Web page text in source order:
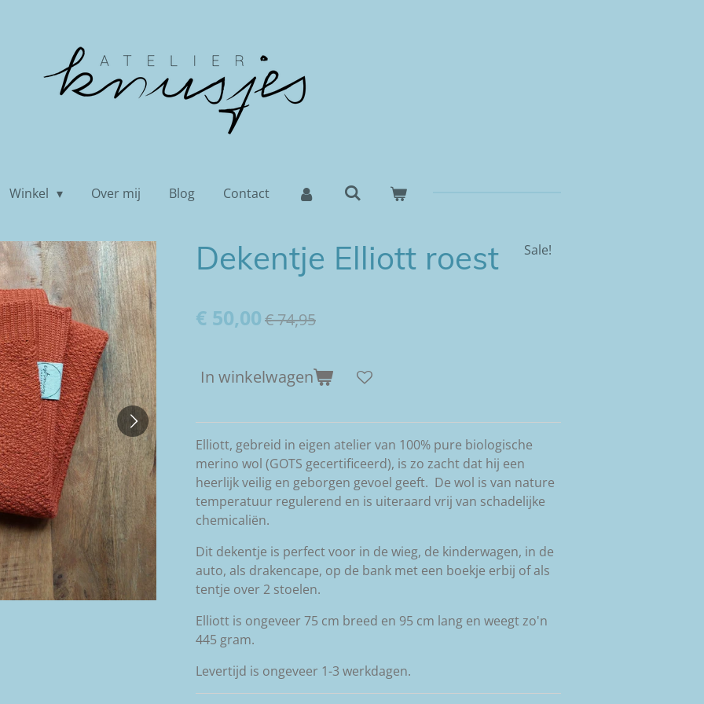
Winkel Over mij Blog Contact
Dekentje Elliott roest Sale!
€ 50,00€ 74,95
In winkelwagen
Elliott, gebreid in eigen atelier van 100% pure biologische
merino wol (GOTS gecertificeerd), is zo zacht dat hij een
heerlijk veilig en geborgen gevoel geeft. De wol is van nature
temperatuur regulerend en is uiteraard vrij van schadelijke
chemicaliën.
Dit dekentje is perfect voor in de wieg, de kinderwagen, in de
auto, als drakencape, op de bank met een boekje erbij of als
tentje over 2 stoelen.
Elliott is ongeveer 75 cm breed en 95 cm lang en weegt zo'n
445 gram.
Levertijd is ongeveer 1-3 werkdagen.